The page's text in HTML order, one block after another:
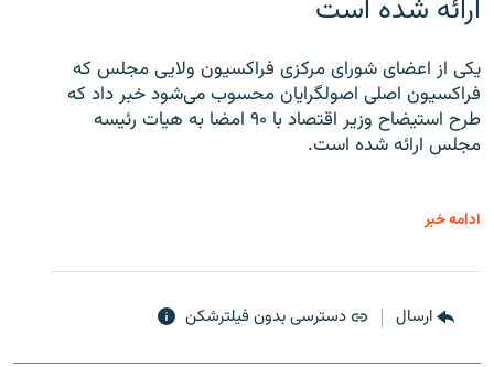
ارائه شده است
یکی از اعضای شورای مرکزی فراکسیون ولایی مجلس که
فراکسیون اصلی اصولگرایان محسوب می‌شود خبر داد که
طرح استیضاح وزیر اقتصاد با ۹۰ امضا به هیات رئیسه
مجلس ارائه شده است.
ادامه خبر
ارسال دسترسی بدون فیلترشکن